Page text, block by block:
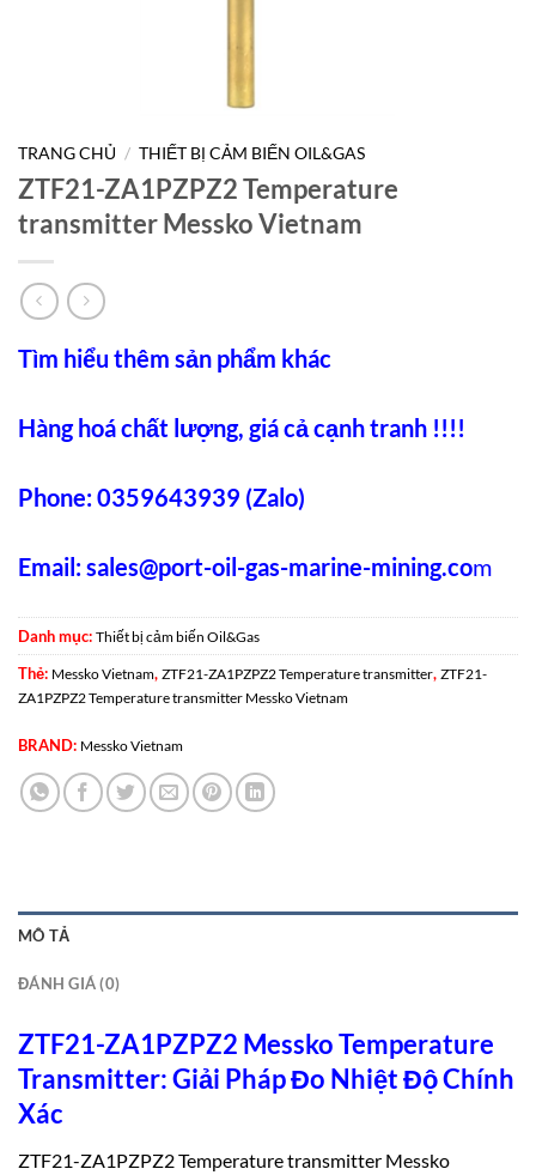
TRANG CHỦ / THIẾT BỊ CẢM BIẾN OIL&GAS
ZTF21-ZA1PZPZ2 Temperature
transmitter Messko Vietnam
Tìm hiểu thêm sản phẩm khác
Hàng hoá chất lượng, giá cả cạnh tranh !!!!
Phone: 0359643939 (Zalo)
Email:sales@port-oil-gas-marine-mining.com
Danh mục: Thiết bị cảm biến Oil&Gas
Thẻ: Messko Vietnam, ZTF21-ZA1PZPZ2 Temperature transmitter, ZTF21-
ZA1PZPZ2 Temperature transmitter Messko Vietnam
BRAND: Messko Vietnam
MÔ TẢ
ĐÁNH GIÁ (0)
ZTF21-ZA1PZPZ2 Messko Temperature
Transmitter: Giải Pháp Đo Nhiệt Độ Chính
Xác
ZTF21-ZA1PZPZ2 Temperature transmitter Messko